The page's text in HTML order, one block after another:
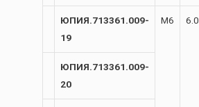
ЮПИЯ.713361.009-
19
М6 6.0
ЮПИЯ.713361.009-
20